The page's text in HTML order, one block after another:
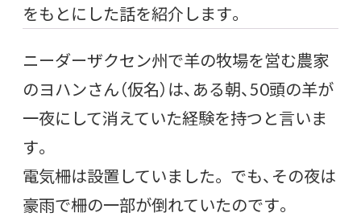
をもとにした話を紹介します。
ニーダーザクセン州で羊の牧場を営む農家
のヨハンさん（仮名）は、ある朝、50頭の羊が
一夜にして消えていた経験を持つと言いま
す。
電気柵は設置していました。 でも、その夜は
豪雨で柵の一部が倒れていたのです。